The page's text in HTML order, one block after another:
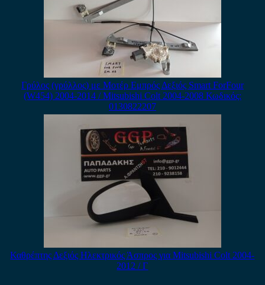
Γρύλος (γρύλλος) με Μοτέρ Εμπρός Δεξιός Smart ForFour
(W454) 2004-2014 / Mitsubishi Colt 2004-2008 Κωδικός:
0130822207
Καθρέπτης Δεξιός Ηλεκτρικός Άσπρος για Mitsubishi Colt 2004-
2012 / Γ